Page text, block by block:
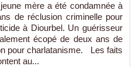
mère a été condamnée à
de réclusion criminelle pour
à Diourbel. Un guérisseur
écopé de deux ans de
pour charlatanisme. Les faits
au...